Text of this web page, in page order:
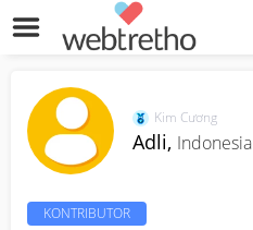
Kim Cương
Adli, Indonesia
KONTRIBUTOR